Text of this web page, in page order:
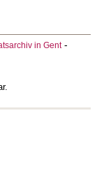
in Gent-